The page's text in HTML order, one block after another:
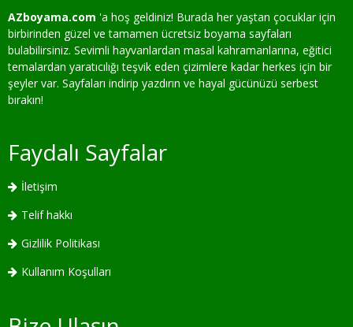
AZboyama.com 'a hoş geldiniz! Burada her yaştan çocuklar için
birbirinden güzel ve tamamen ücretsiz boyama sayfaları
bulabilirsiniz. Sevimli hayvanlardan masal kahramanlarına, eğitici
temalardan yaratıcılığı teşvik eden çizimlere kadar herkes için bir
şeyler var. Sayfaları indirip yazdırın ve hayal gücünüzü serbest
bırakın!
Faydalı Sayfalar
İletişim
Telif hakkı
Gizlilik Politikası
Kullanım Koşulları